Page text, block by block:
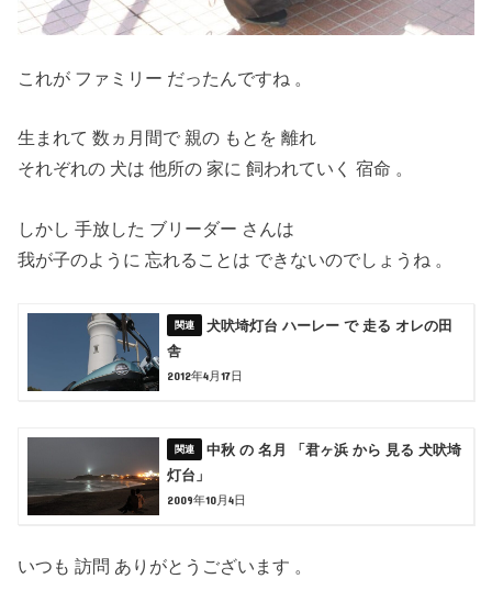
これが ファミリー だったんですね 。
生まれて 数ヵ月間で 親の もとを 離れ
それぞれの 犬は 他所の 家に 飼われていく 宿命 。
しかし 手放した ブリーダー さんは
我が子のように 忘れることは できないのでしょうね 。
犬吠埼灯台 ハーレー で 走る オレの田
舎
2012年4月17日
中秋 の 名月 「君ヶ浜 から 見る 犬吠埼
灯台」
2009年10月4日
いつも 訪問 ありがとうございます 。